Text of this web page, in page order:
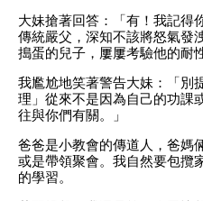
大妹搶著回答：「有！我記得
傳統嚴父，深知不該將怒氣發
搗蛋的兒子，屢屢考驗他的耐性
我尷尬地笑著警告大妹：「別
理」從來不是因為自己的功課
往與你們有關。」
爸爸是小教會的傳道人，爸媽
或是帶領聚會。我自然要包攬
的學習。